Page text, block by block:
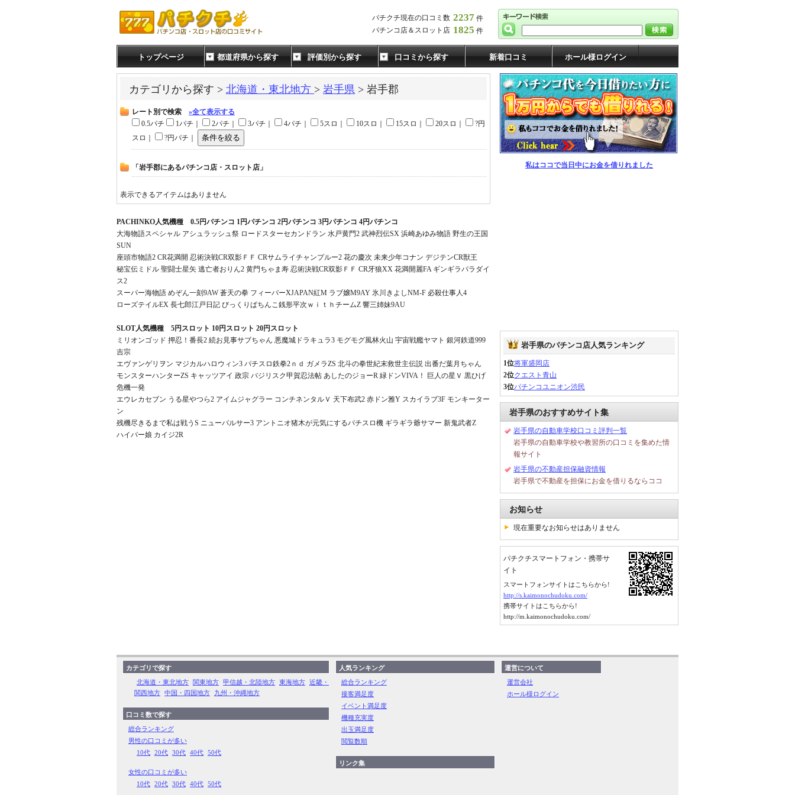
パチクチ現在の口コミ数 2237 件
パチンコ店＆スロット店 1825 件
トップページ 都道府県から探す 評価別から探す 口コミから探す 新着口コミ ホール様ログイン
カテゴリから探す > 北海道・東北地方 > 岩手県 > 岩手郡
レート別で検索 »全て表示する
0.5パチ
1パチ｜ 2パチ｜ 3パチ｜ 4パチ｜ 5スロ｜ 10スロ｜ 15スロ｜ 20スロ｜
?円
スロ｜
?円パチ｜
「岩手郡にあるパチンコ店・スロット店」
表示できるアイテムはありません
PACHINKO人気機種 0.5円パチンコ 1円パチンコ 2円パチンコ 3円パチンコ 4円パチンコ
大海物語スペシャル アシュラッシュ祭 ロードスターセカンドラン 水戸黄門2 武神烈伝SX 浜崎あゆみ物語 野生の王国
SUN
座頭市物語2 CR花満開 忍術決戦CR双影ＦＦ CRサムライチャンプルー2 花の慶次 未来少年コナン デジテンCR獣王
秘宝伝ミドル 聖闘士星矢 逃亡者おりん2 黄門ちゃま寿 忍術決戦CR双影ＦＦ CR牙狼XX 花満開麗FA ギンギラパラダイ
ス2
スーパー海物語 めぞん一刻9AW 蒼天の拳 フィーバーXJAPAN紅M ラブ嬢M9AY 氷川きよしNM-F 必殺仕事人4
ローズテイルEX 長七郎江戸日記 びっくりぱちんこ銭形平次ｗｉｔｈチームZ 響三姉妹9AU
SLOT人気機種 5円スロット 10円スロット 20円スロット
ミリオンゴッド 押忍！番長2 続お見事サブちゃん 悪魔城ドラキュラ3 モグモグ風林火山 宇宙戦艦ヤマト 銀河鉄道999
吉宗
エヴァンゲリヲン マジカルハロウィン3 パチスロ鉄拳2ｎｄ ガメラZS 北斗の拳世紀末救世主伝説 出番だ葉月ちゃん
モンスターハンターZS キャッツアイ 政宗 バジリスク甲賀忍法帖 あしたのジョーR 緑ドンVIVA！ 巨人の星Ｖ 黒ひげ
危機一発
エウレカセブン うる星やつら2 アイムジャグラー コンチネンタルＶ 天下布武2 赤ドン雅Y スカイラブ3F モンキーター
ン
残機尽きるまで私は戦うS ニューパルサー3 アントニオ猪木が元気にするパチスロ機 ギラギラ爺サマー 新鬼武者Z
ハイパー娘 カイジ2R
私はココで当日中にお金を借りれました
岩手県のパチンコ店人気ランキング
1位将軍盛岡店
2位クエスト青山
3位パチンコユニオン渋民
岩手県のおすすめサイト集
岩手県の自動車学校口コミ評判一覧
岩手県の自動車学校や教習所の口コミを集めた情
報サイト
岩手県の不動産担保融資情報
岩手県で不動産を担保にお金を借りるならココ
お知らせ
現在重要なお知らせはありません
パチクチスマートフォン・携帯サ
イト
スマートフォンサイトはこちらから!
http://s.kaimonochudoku.com/
携帯サイトはこちらから!
http://m.kaimonochudoku.com/
カテゴリで探す
北海道・東北地方 関東地方 甲信越・北陸地方 東海地方 近畿・
関西地方 中国・四国地方 九州・沖縄地方
口コミ数で探す
総合ランキング
男性の口コミが多い
10代 20代 30代 40代 50代
女性の口コミが多い
10代 20代 30代 40代 50代
人気ランキング
総合ランキング
接客満足度
イベント満足度
機種充実度
出玉満足度
閲覧数順
リンク集
運営について
運営会社
ホール様ログイン